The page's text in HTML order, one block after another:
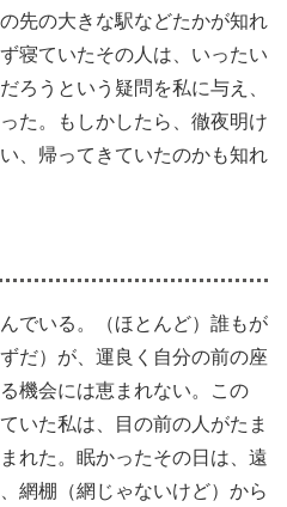
先の大きな駅などたかが知れ
寝ていたその人は、いったい
ろうという疑問を私に与え、
た。もしかしたら、徹夜明け
、帰ってきていたのかも知れ
でいる。（ほとんど）誰もが
だ）が、運良く自分の前の座
機会には恵まれない。この
いた私は、目の前の人がたま
れた。眠かったその日は、遠
網棚（網じゃないけど）から